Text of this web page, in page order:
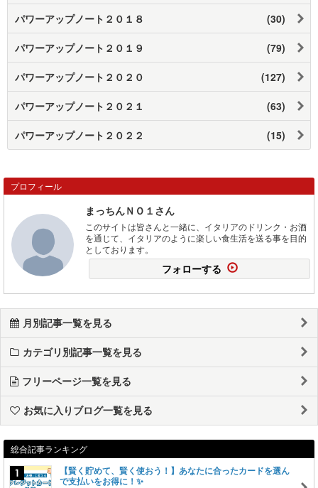
パワーアップノート２０１８ (30)
パワーアップノート２０１９ (79)
パワーアップノート２０２０ (127)
パワーアップノート２０２１ (63)
パワーアップノート２０２２ (15)
プロフィール
まっちんＮＯ１さん
このサイトは皆さんと一緒に、イタリアのドリンク・お酒
を通じて、イタリアのように楽しい食生活を送る事を目的
としております。
フォローする
月別記事一覧を見る
カテゴリ別記事一覧を見る
フリーページ一覧を見る
お気に入りブログ一覧を見る
総合記事ランキング
【賢く貯めて、賢く使おう！】あなたに合ったカードを選ん
で支払いをお得に！✨